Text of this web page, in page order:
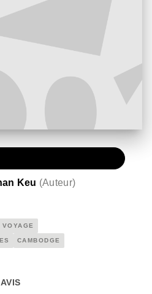
Keu (Auteur)
CAMBODGE
AVIS